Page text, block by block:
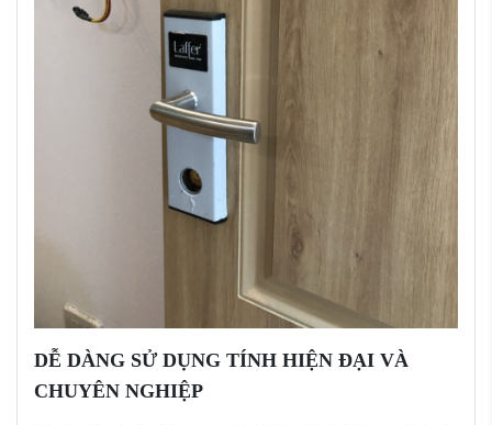
DỄ DÀNG SỬ DỤNG TÍNH HIỆN ĐẠI VÀ
CHUYÊN NGHIỆP